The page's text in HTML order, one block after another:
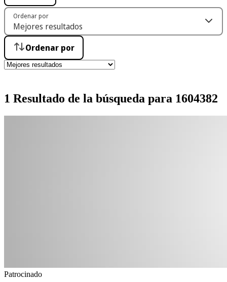
1 Resultado de la búsqueda para 1604382
Ordenar por
Ordenar por
Patrocinado